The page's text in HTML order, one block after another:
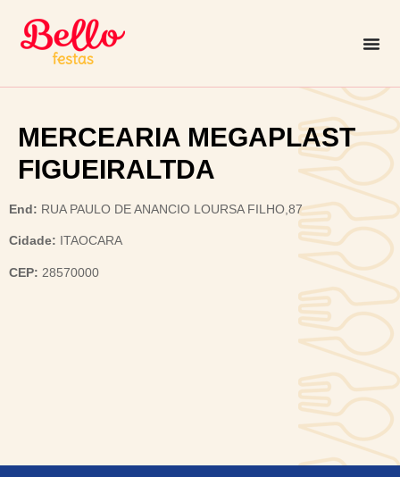
MERCEARIA MEGAPLAST
FIGUEIRALTDA
End: RUA PAULO DE ANANCIO LOURSA FILHO,87
Cidade: ITAOCARA
CEP: 28570000